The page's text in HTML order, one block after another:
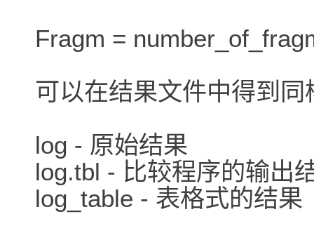
Fragm =
可以在结果文件中得到
log - 原始结果
log.tbl - 比较程序的输出
log_table - 表格式的结果